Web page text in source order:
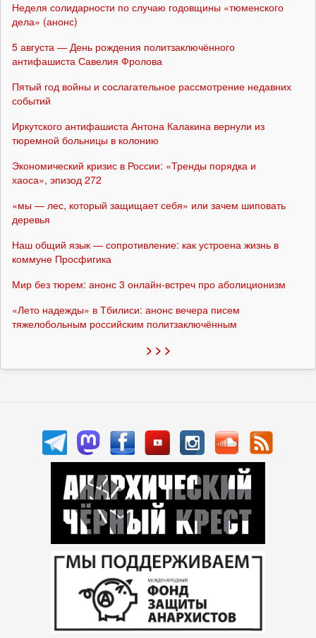
Неделя солидарности по случаю годовщины «тюменского
дела» (анонс)
5 августа — День рождения политзаключённого
антифашиста Савелия Фролова
Пятый год войны и сослагательное рассмотрение недавних
событий
Иркутского антифашиста Антона Калакина вернули из
тюремной больницы в колонию
Экономический кризис в России: «Тренды порядка и
хаоса», эпизод 272
«мы — лес, который защищает себя» или зачем шиповать
деревья
Наш общий язык — сопротивление: как устроена жизнь в
коммуне Просфигика
Мир без тюрем: анонс 3 онлайн-встреч про аболиционизм
«Лето надежды» в Тбилиси: анонс вечера писем
тяжелобольным российским политзаключённым
> > >